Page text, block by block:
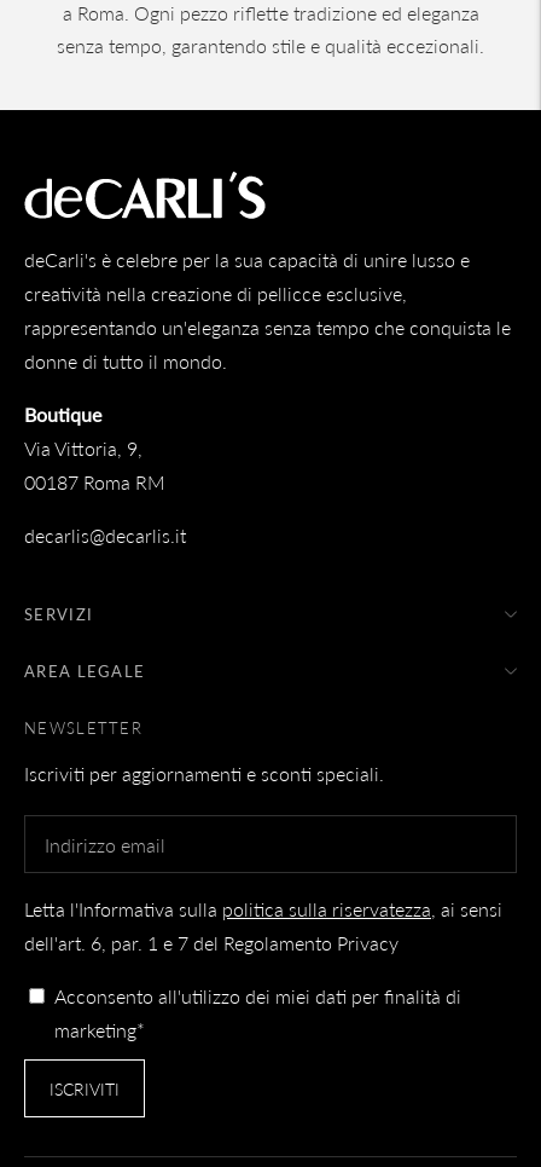
a Roma. Ogni pezzo riflette tradizione ed eleganza
senza tempo, garantendo stile e qualità eccezionali.
deCarli's è celebre per la sua capacità di unire lusso e
creatività nella creazione di pellicce esclusive,
rappresentando un'eleganza senza tempo che conquista le
donne di tutto il mondo.
Boutique
Via Vittoria, 9,
00187 Roma RM
decarlis@decarlis.it
SERVIZI
AREA LEGALE
NEWSLETTER
Iscriviti per aggiornamenti e sconti speciali.
Letta l'Informativa sulla politica sulla riservatezza , ai sensi
dell'art. 6, par. 1 e 7 del Regolamento Privacy
Acconsento all'utilizzo dei miei dati per finalità di
marketing*
ISCRIVITI